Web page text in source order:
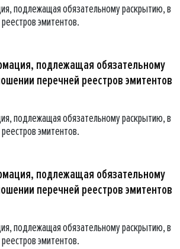
подлежащая обязательному раскрытию, в
эмитентов.
подлежащая обязательному
перечней реестров эмитентов
подлежащая обязательному раскрытию, в
эмитентов.
подлежащая обязательному
перечней реестров эмитентов
подлежащая обязательному раскрытию, в
эмитентов.